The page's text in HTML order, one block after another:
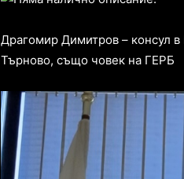
Драгомир Димитров – консул
Търново, също човек на ГЕРБ